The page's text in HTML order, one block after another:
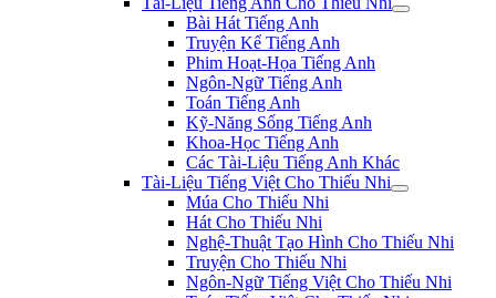
Bài Hát Tiếng Anh
Truyện Kể Tiếng Anh
Phim Hoạt-Họa Tiếng Anh
Ngôn-Ngữ Tiếng Anh
Toán Tiếng Anh
Kỹ-Năng Sống Tiếng Anh
Khoa-Học Tiếng Anh
Các Tài-Liệu Tiếng Anh Khác
Tài-Liệu Tiếng Việt Cho Thiếu Nhi
Múa Cho Thiếu Nhi
Hát Cho Thiếu Nhi
Nghệ-Thuật Tạo Hình Cho Thiếu Nhi
Truyện Cho Thiếu Nhi
Ngôn-Ngữ Tiếng Việt Cho Thiếu Nhi